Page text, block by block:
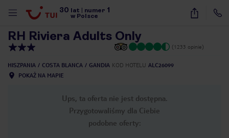
30 lat numer 1
w Polsce
15
RH Riviera Adults Only
(1233 opinie)
HISZPANIA COSTA BLANCA GANDIA KOD HOTELU ALC26099
POKAŻ NA MAPIE
Ups, ta oferta nie jest dostępna.
Przygotowaliśmy dla Ciebie
podobne oferty: